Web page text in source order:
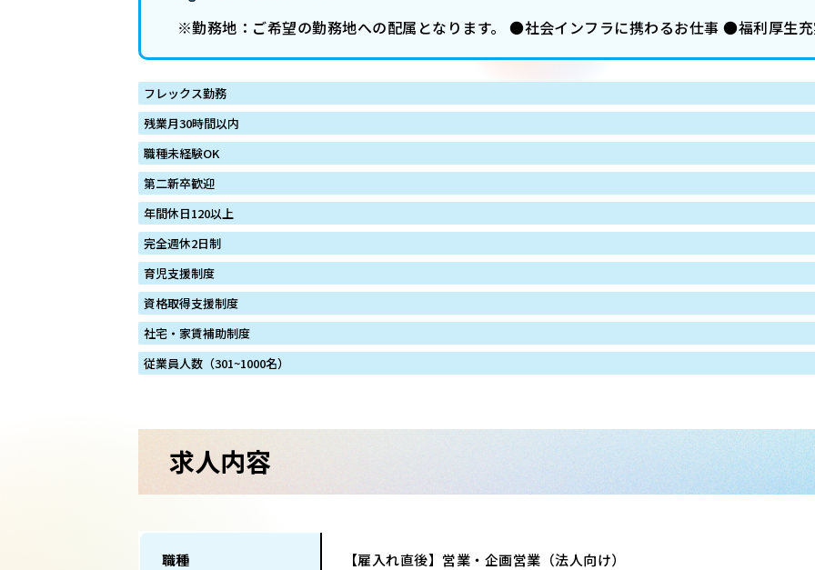
※勤務地：ご希望の勤務地への配属となります。 ●社会インフラに携わるお仕事 ●福利厚生
フレックス勤務
残業月30時間以内
職種未経験OK
第二新卒歓迎
年間休日120以上
完全週休2日制
育児支援制度
資格取得支援制度
社宅・家賃補助制度
従業員人数（301~1000名）
求人内容
職種
【雇入れ直後】営業・企画営業（法人向け）